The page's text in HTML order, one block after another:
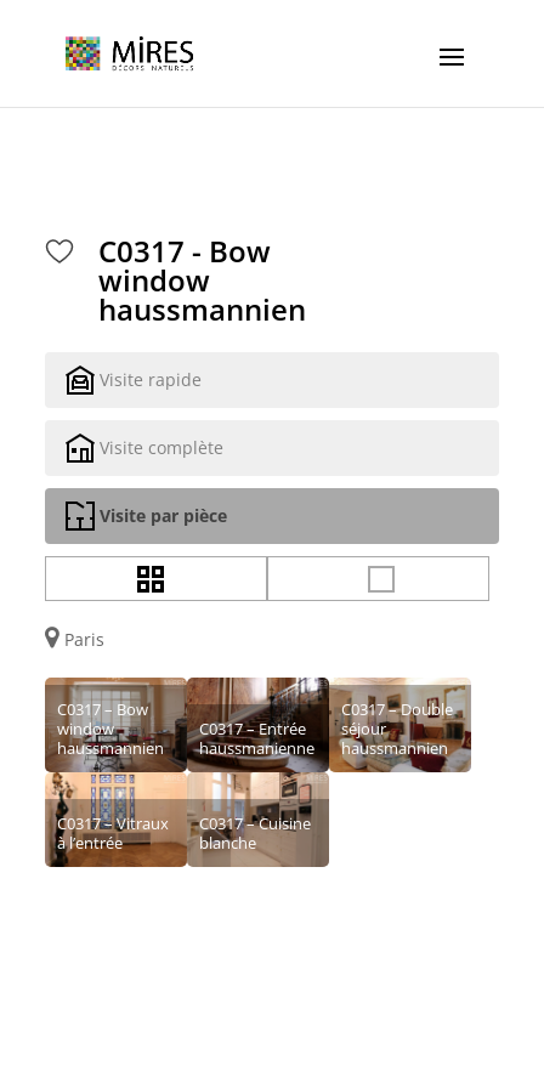
C0317 - Bow
window
haussmannien
Visite rapide
Visite complète
Visite par pièce
Paris
C0317 – Bow
window
haussmannien
C0317 – Entrée
haussmanienne
C0317 – Double
séjour
haussmannien
C0317 – Vitraux
à l’entrée
C0317 – Cuisine
blanche